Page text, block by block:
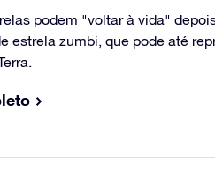
podem "voltar à vida"
estrela zumbi, que pode até